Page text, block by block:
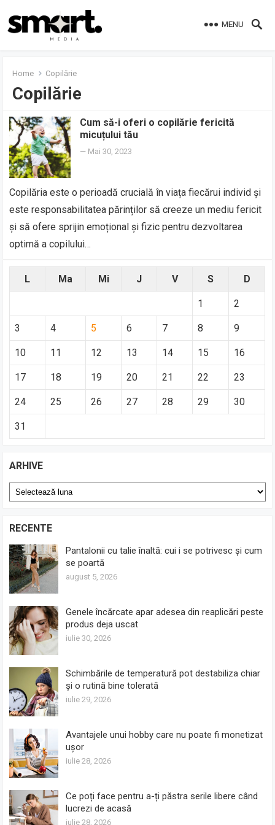
MENU
Home Copilărie
Copilărie
Cum să-i oferi o copilărie fericită
micuțului tău
— Mai 30, 2023
Copilăria este o perioadă crucială în viața fiecărui individ și
este responsabilitatea părinților să creeze un mediu fericit
și să ofere sprijin emoțional și fizic pentru dezvoltarea
optimă a copilului…
L Ma Mi J V S D
1 2
3 4 5 6 7 8 9
10 11 12 13 14 15 16
17 18 19 20 21 22 23
24 25 26 27 28 29 30
31
ARHIVE
Arhive
RECENTE
Pantalonii cu talie înaltă: cui i se potrivesc și cum
se poartă
august 5, 2026
Genele încărcate apar adesea din reaplicări peste
produs deja uscat
iulie 30, 2026
Schimbările de temperatură pot destabiliza chiar
și o rutină bine tolerată
iulie 29, 2026
Avantajele unui hobby care nu poate fi monetizat
ușor
iulie 28, 2026
Ce poți face pentru a-ți păstra serile libere când
lucrezi de acasă
iulie 28, 2026